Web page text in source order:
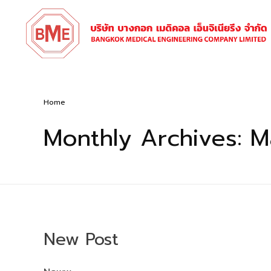
Home
Monthly Archives:
New Post